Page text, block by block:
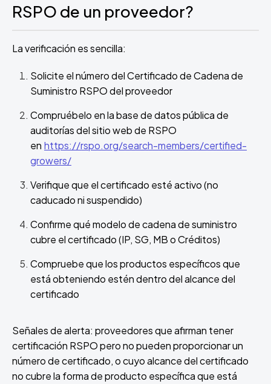
RSPO de un proveedor?
La verificación es sencilla:
Solicite el número del Certificado de Cadena de
Suministro RSPO del proveedor
Compruébelo en la base de datos pública de
auditorías del sitio web de RSPO
en https://rspo.org/search-members/certified-
growers/
Verifique que el certificado esté activo (no
caducado ni suspendido)
Confirme qué modelo de cadena de suministro
cubre el certificado (IP, SG, MB o Créditos)
Compruebe que los productos específicos que
está obteniendo estén dentro del alcance del
certificado
Señales de alerta: proveedores que afirman tener
certificación RSPO pero no pueden proporcionar un
número de certificado, o cuyo alcance del certificado
no cubre la forma de producto específica que está